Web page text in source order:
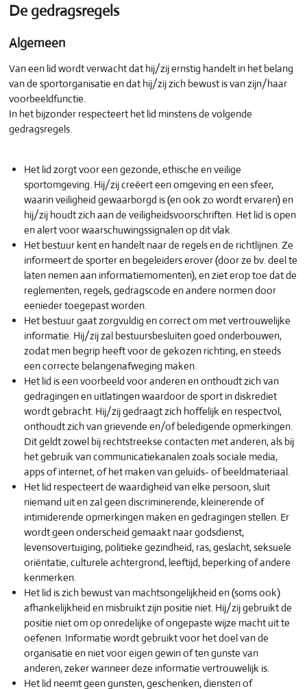
De gedragsregels
Algemeen
Van een lid wordt verwacht dat hij/zij ernstig handelt in het belang
van de sportorganisatie en dat hij/zij zich bewust is van zijn/haar
voorbeeldfunctie.
In het bijzonder respecteert het lid minstens de volgende
gedragsregels.
Het lid zorgt voor een gezonde, ethische en veilige
sportomgeving. Hij/zij creëert een omgeving en een sfeer,
waarin veiligheid gewaarborgd is (en ook zo wordt ervaren) en
hij/zij houdt zich aan de veiligheidsvoorschriften. Het lid is open
en alert voor waarschuwingssignalen op dit vlak.
Het bestuur kent en handelt naar de regels en de richtlijnen. Ze
informeert de sporter en begeleiders erover (door ze bv. deel te
laten nemen aan informatiemomenten), en ziet erop toe dat de
reglementen, regels, gedragscode en andere normen door
eenieder toegepast worden.
Het bestuur gaat zorgvuldig en correct om met vertrouwelijke
informatie. Hij/zij zal bestuursbesluiten goed onderbouwen,
zodat men begrip heeft voor de gekozen richting, en steeds
een correcte belangenafweging maken.
Het lid is een voorbeeld voor anderen en onthoudt zich van
gedragingen en uitlatingen waardoor de sport in diskrediet
wordt gebracht. Hij/zij gedraagt zich hoffelijk en respectvol,
onthoudt zich van grievende en/of beledigende opmerkingen.
Dit geldt zowel bij rechtstreekse contacten met anderen, als bij
het gebruik van communicatiekanalen zoals sociale media,
apps of internet, of het maken van geluids- of beeldmateriaal.
Het lid respecteert de waardigheid van elke persoon, sluit
niemand uit en zal geen discriminerende, kleinerende of
intimiderende opmerkingen maken en gedragingen stellen. Er
wordt geen onderscheid gemaakt naar godsdienst,
levensovertuiging, politieke gezindheid, ras, geslacht, seksuele
oriëntatie, culturele achtergrond, leeftijd, beperking of andere
kenmerken.
Het lid is zich bewust van machtsongelijkheid en (soms ook)
afhankelijkheid en misbruikt zijn positie niet. Hij/zij gebruikt de
positie niet om op onredelijke of ongepaste wijze macht uit te
oefenen. Informatie wordt gebruikt voor het doel van de
organisatie en niet voor eigen gewin of ten gunste van
anderen, zeker wanneer deze informatie vertrouwelijk is.
Het lid neemt geen gunsten, geschenken, diensten of